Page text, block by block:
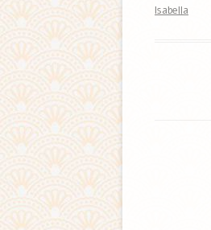
Isabella